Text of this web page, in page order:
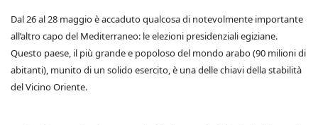
Dal 26 al 28 maggio è accaduto qualcosa di notevolmente importante
all’altro capo del Mediterraneo: le elezioni presidenziali egiziane.
Questo paese, il più grande e popoloso del mondo arabo (90 milioni di
abitanti), munito di un solido esercito, è una delle chiavi della stabilità
del Vicino Oriente.